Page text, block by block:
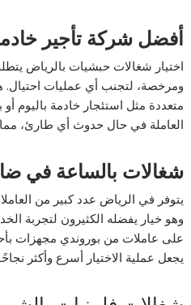
أفضل شركة تأجير
اختيار شغالات حبشيات بالرياض
ومرخصة، لتجنب أي عمليات
متعددة مثل استئجار خادمة باليوم أو
العاملة في حال حدوث أي طارئ، مما
شغالات بالساعة في
يتوفر في الرياض عدد كبير من
وهو خيار يفضله الكثيرون لتجربة
على عاملات من بوروندي مجهزات
يجعل عملية الاختيار أسرع وأكثر